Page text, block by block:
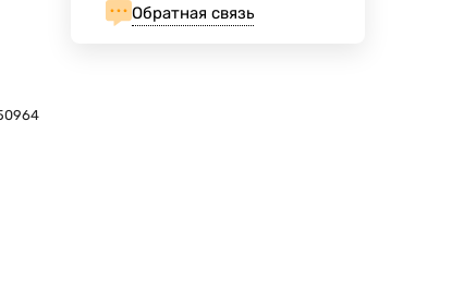
Обратная связь